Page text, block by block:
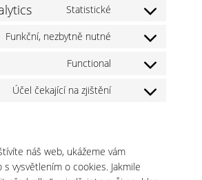
service
Statistické
Consent
service
google-
Funkční, nezbytně nutné
Consent
service
stripe
Functional
Consent
service
Účel čekající na zjištění
Consent
náš web, ukážeme vám
s vysvětlením o cookies. Jakmile